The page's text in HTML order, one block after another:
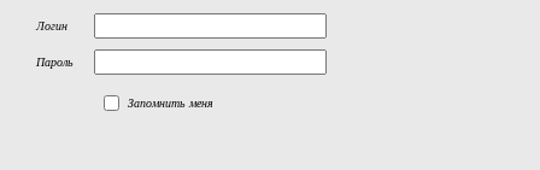
Логин
Пароль
Запомнить меня